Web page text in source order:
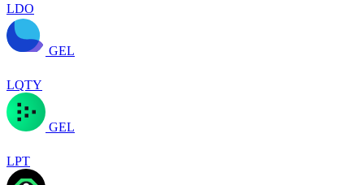
LDO
GEL
LQTY
GEL
LPT